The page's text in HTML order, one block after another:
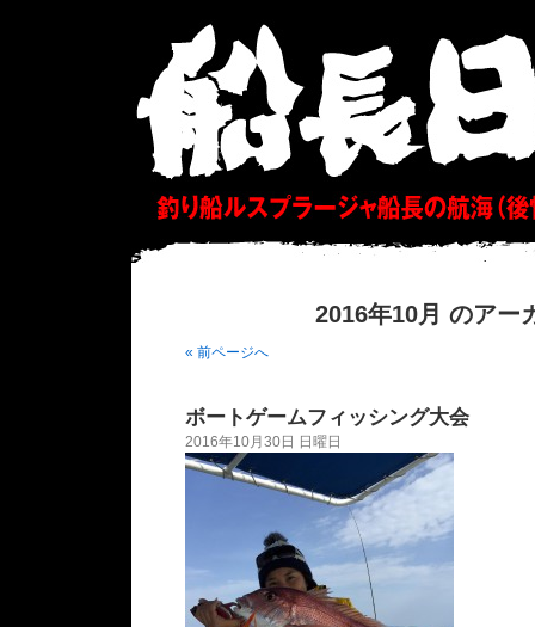
2016年10月 のアー
« 前ページへ
ボートゲームフィッシング大会
2016年10月30日 日曜日